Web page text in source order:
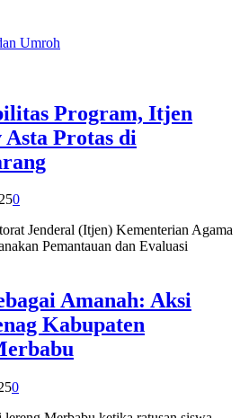
Umroh
Program, Itjen
Protas di
0
Jenderal (Itjen) Kementerian Agama
Pemantauan dan Evaluasi
Amanah: Aksi
Kabupaten
0